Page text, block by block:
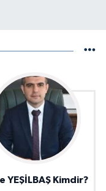
YEŞİLBAŞ Kimdir?